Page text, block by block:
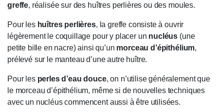
greffe, réalisée sur des huîtres perlières ou des moules.
Pour les huîtres perlières, la greffe consiste à ouvrir
légèrement le coquillage pour y placer un nucléus (une
petite bille en nacre) ainsi qu’un morceau d’épithélium,
prélevé sur le manteau d’une autre huître.
Pour les perles d’eau douce, on n’utilise généralement que
le morceau d’épithélium, même si de nouvelles techniques
avec un nucléus commencent aussi à être utilisées.